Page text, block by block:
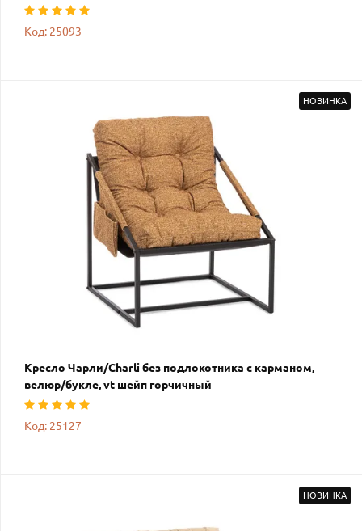
Код: 25093
НОВИНКА
Кресло Чарли/Charli без подлокотника с карманом,
велюр/букле, vt шейп горчичный
Код: 25127
НОВИНКА